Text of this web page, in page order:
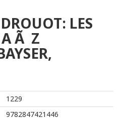
LES
A Ã Z
1229
9782847421446